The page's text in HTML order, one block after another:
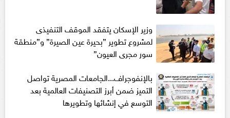
وزير الإسكان يتفقد الموقف التنفيذى
لمشروع تطوير ”بحيرة عين الصيرة” و”منطقة
سور مجرى العيون”
بالإنفوجراف...الجامعات المصرية تواصل
التميز ضمن أبرز التصنيفات العالمية بعد
التوسع في إنشائها وتطويرها